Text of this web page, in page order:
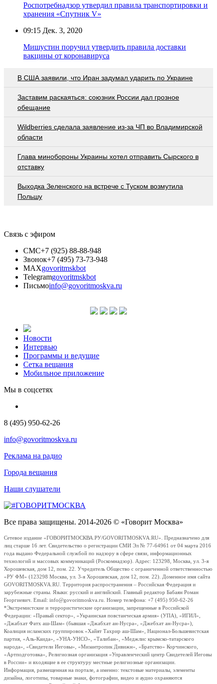
Роспотребнадзор утвердил правила транспортировки и
хранения «Спутник V»
09:15 Дек. 3, 2020
Мишустин поручил утвердить правила доставки
вакцины от коронавируса
В США заявили, что Иран задумал ударить по Украине
Заставим раскаяться: союзник России дал грозное
обещание
Wildberries cделала заявление из-за ЧП во Владимирской
области
Глава минобороны Украины хотел отправить Сырского в
отставку
Выходка Зеленского на встрече с Туском возмутила
Польшу
Связь с эфиром
СМС+7 (925) 88-88-948
Звонок+7 (495) 73-73-948
MAXgovoritmskbot
Telegramgovoritmskbot
Письмоinfo@govoritmoskva.ru
Новости
Интервью
Программы и ведущие
Сетка вещания
Мобильное приложение
Мы в соцсетях
8 (495) 950-62-26
info@govoritmoskva.ru
Реклама на радио
Города вещания
Наши слушатели
Все права защищены. 2014-2026 © «Говорит Москва»
Сетевое издание «ГОВОРИТМОСКВА.РУ/GOVORITMOSKVA.RU». Предназначено для
лиц старше 16 лет. Свидетельство о регистрации СМИ Эл № 77-64961 от 04 марта 2016
года выдано Федеральной службой по надзору в сфере связи, информационных
технологий и массовых коммуникаций (Роскомнадзор). Адрес: 123298, Москва, ул. 3-я
Хорошевская, дом 12, пом. 22. Учредитель Общество с ограниченной ответственностью
«РУ ФМ» (123298 Москва, ул. 3-я Хорошевская, дом 12, пом. 22). Доменное имя сайта
GOVORITMOSKVA.RU. Территория распространения – Российская Федерация и
зарубежные страны. Языки: русский и английский. Главный редактор Бабаян Роман
Георгиевич. Email: info@govoritmoskva.ru. Номер телефона: +7 (495) 950-62-26
*Экстремистские и террористические организации, запрещенные в Российской
Федерации: «Правый сектор», «Украинская повстанческая армия» (УПА), «ИГИЛ»,
«Джабхат Фатх аш-Шам» (бывшая «Джабхат ан-Нусра», «Джебхат ан-Нусра»),
Коалиция исламских группировок «Хайят Тахрир аш-Шам», Национал-Большевистская
партия, «Аль-Каида», «УНА-УНСО», «Талибан», «Меджлис крымско-татарского
народа», «Свидетели Иеговы», «Мизантропик Дивижн», «Братство» Корчинского,
«Артподготовка», Религиозная организация «Управленческий центр Свидетелей Иеговы
в России» и входящие в ее структуру местные религиозные организации.
Информация, размещенная на портале, а именно: текстовые материалы, элементы
дизайна, логотипы, товарные знаки, фотографии, видео и аудио охраняются